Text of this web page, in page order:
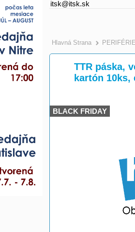
itsk@itsk.sk
Hlavná Strana PERIFÉRIE
TTR páska,
kartón 10ks,
BLACK FRIDAY